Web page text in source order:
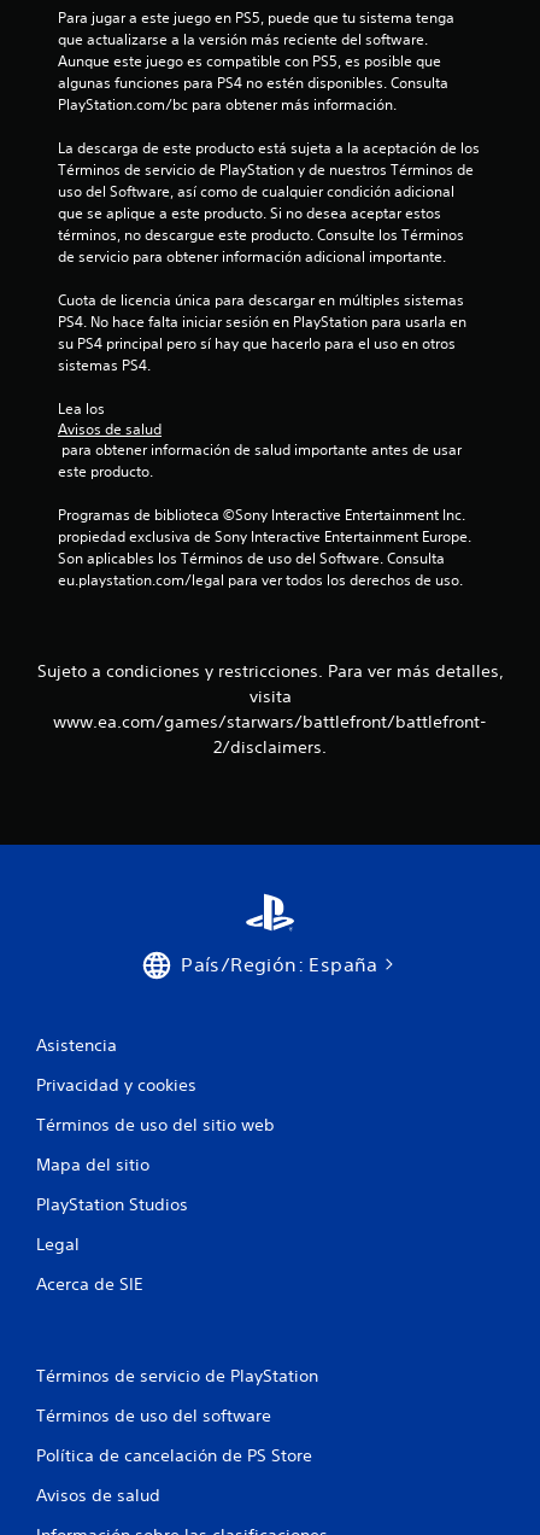
a
l
f
i
c
a
c
n
e
s
Para jugar a este juego en PS5, puede que tu sistema tenga
que actualizarse a la versión más reciente del software.
Aunque este juego es compatible con PS5, es posible que
algunas funciones para PS4 no estén disponibles. Consulta
PlayStation.com/bc para obtener más información.
La descarga de este producto está sujeta a la aceptación de los
Términos de servicio de PlayStation y de nuestros Términos de
uso del Software, así como de cualquier condición adicional
que se aplique a este producto. Si no desea aceptar estos
términos, no descargue este producto. Consulte los Términos
de servicio para obtener información adicional importante.
Cuota de licencia única para descargar en múltiples sistemas
PS4. No hace falta iniciar sesión en PlayStation para usarla en
su PS4 principal pero sí hay que hacerlo para el uso en otros
sistemas PS4.
Lea los
Avisos de salud
este producto.
Programas de biblioteca ©Sony Interactive Entertainment Inc.
propiedad exclusiva de Sony Interactive Entertainment Europe.
Son aplicables los Términos de uso del Software. Consulta
eu.playstation.com/legal para ver todos los derechos de uso.
Sujeto a condiciones y restricciones. Para ver más detalles,
visita
www.ea.com/games/starwars/battlefront/battlefront-
2/disclaimers.
País/Región: España
Asistencia
Privacidad y cookies
Términos de uso del sitio web
Mapa del sitio
PlayStation Studios
Legal
Acerca de SIE
Términos de servicio de PlayStation
Términos de uso del software
Política de cancelación de PS Store
Avisos de salud